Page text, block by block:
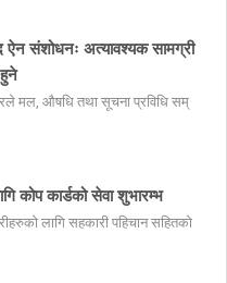
ऐन संशोधनः अत्यावश्यक सामग्री
मल, औषधि तथा सूचना प्रविधि सम्
कोप कार्डको सेवा शुभारम्भ
लागि सहकारी पहिचान सहितको